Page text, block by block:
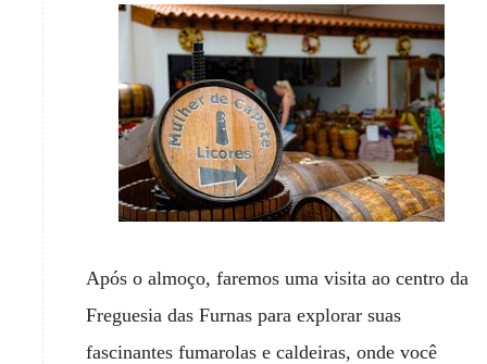
Após o almoço, faremos uma visita ao centro da
Freguesia das Furnas para explorar suas
fascinantes fumarolas e caldeiras, onde você